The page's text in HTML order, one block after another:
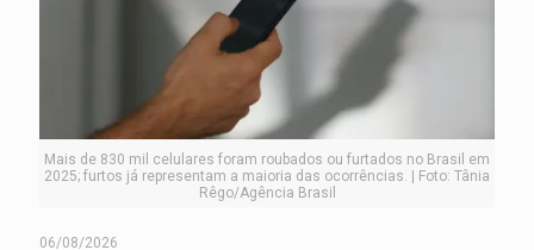
Mais de 830 mil celulares foram roubados ou furtados no Brasil em
2025; furtos já representam a maioria das ocorrências. | Foto: Tânia
Rêgo/Agência Brasil
06/08/2026